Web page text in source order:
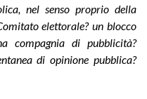
nel senso proprio della
elettorale? un blocco
compagnia di pubblicità?
di opinione pubblica?